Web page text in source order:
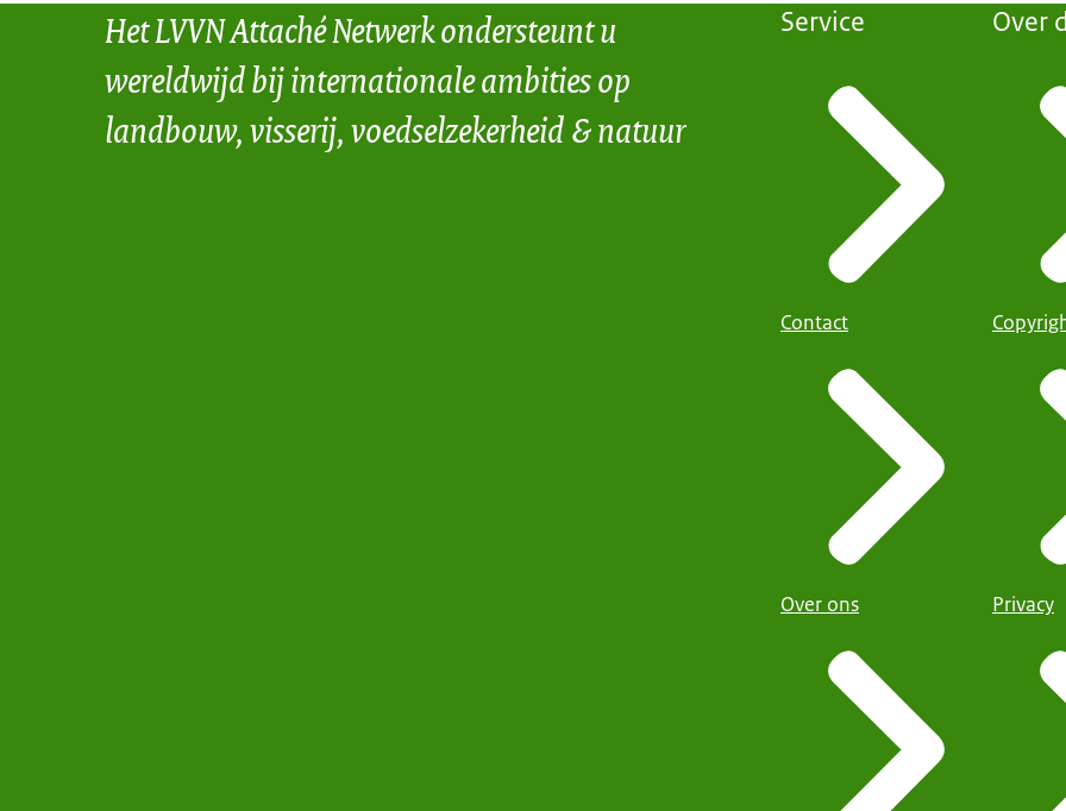
Het LVVN Attaché Netwerk ondersteunt u
wereldwijd bij internationale ambities op
landbouw, visserij, voedselzekerheid & natuur
Service
Contact
Over ons
Over
Privacy